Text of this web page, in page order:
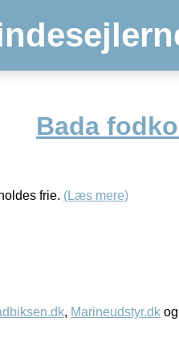
Bada
frie. (Læs mere)
, Marineudstyr.dk og